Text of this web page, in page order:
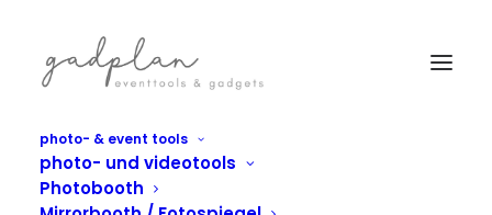
photo- & event tools
photo- und videotools
Photobooth